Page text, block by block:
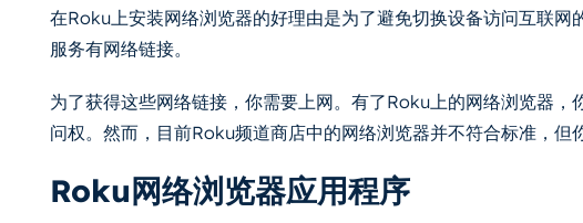
在Roku上安装网络浏览器的好理由是为了避免切换设备访问互联网
服务有网络链接。
为了获得这些网络链接，你需要上网。有了Roku上的网络浏览器，
问权。然而，目前Roku频道商店中的网络浏览器并不符合标准，但
Roku网络浏览器应用程序